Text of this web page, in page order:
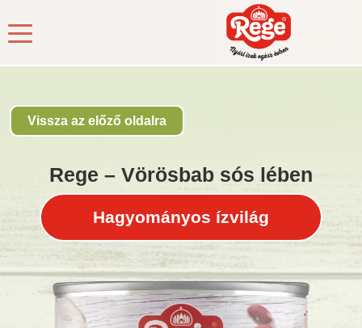
Kezdőlap Dobozos zöldség/ Rege – Vörösbab
Vissza az előző oldalra
Rege – Vörösbab sós lében
Hagyományos ízvilág